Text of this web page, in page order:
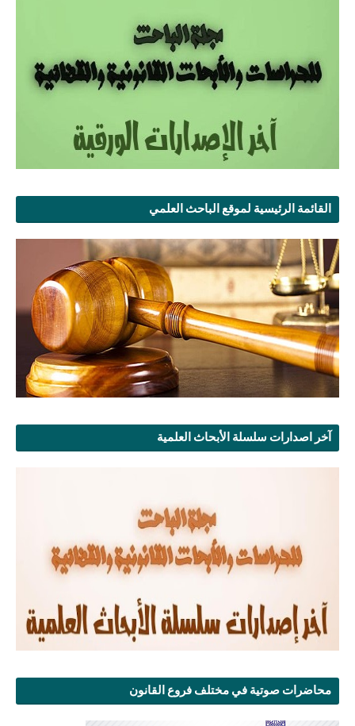
القائمة الرئيسية لموقع الباحث العلمي
آخر اصدارات سلسلة الأبحاث العلمية
محاضرات صوتية في مختلف فروع القانون